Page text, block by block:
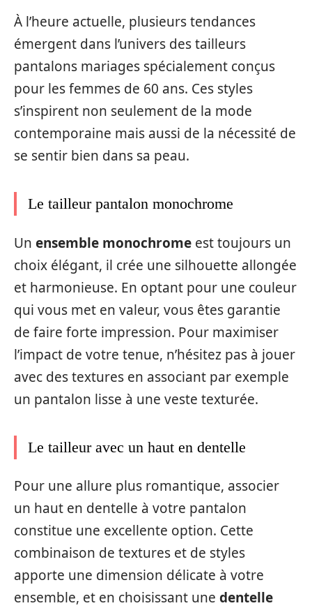
À l’heure actuelle, plusieurs tendances
émergent dans l’univers des tailleurs
pantalons mariages spécialement conçus
pour les femmes de 60 ans. Ces styles
s’inspirent non seulement de la mode
contemporaine mais aussi de la nécessité de
se sentir bien dans sa peau.
Le tailleur pantalon monochrome
Un ensemble monochrome est toujours un
choix élégant, il crée une silhouette allongée
et harmonieuse. En optant pour une couleur
qui vous met en valeur, vous êtes garantie
de faire forte impression. Pour maximiser
l’impact de votre tenue, n’hésitez pas à jouer
avec des textures en associant par exemple
un pantalon lisse à une veste texturée.
Le tailleur avec un haut en dentelle
Pour une allure plus romantique, associer
un haut en dentelle à votre pantalon
constitue une excellente option. Cette
combinaison de textures et de styles
apporte une dimension délicate à votre
ensemble, et en choisissant une dentelle